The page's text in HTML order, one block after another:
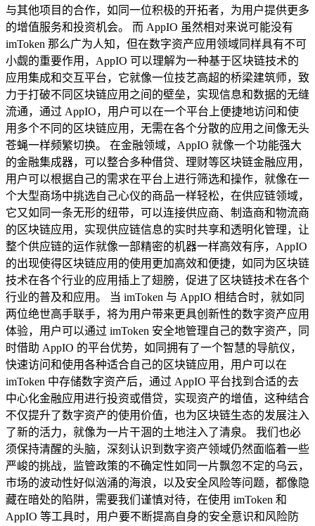
与其他项目的合作，如同一位积极的开拓者，为用户提供更多
的增值服务和投资机会。 而 AppIO 虽然相对来说可能没有
imToken 那么广为人知，但在数字资产应用领域同样具有不可
小觑的重要作用，AppIO 可以理解为一种基于区块链技术的
应用集成和交互平台，它就像一位技艺高超的桥梁建筑师，致
力于打破不同区块链应用之间的壁垒，实现信息和数据的无缝
流通，通过 AppIO，用户可以在一个平台上便捷地访问和使
用多个不同的区块链应用，无需在各个分散的应用之间像无头
苍蝇一样频繁切换。 在金融领域，AppIO 就像一个功能强大
的金融集成器，可以整合多种借贷、理财等区块链金融应用，
用户可以根据自己的需求在平台上进行筛选和操作，就像在一
个大型商场中挑选自己心仪的商品一样轻松，在供应链领域，
它又如同一条无形的纽带，可以连接供应商、制造商和物流商
的区块链应用，实现供应链信息的实时共享和透明化管理，让
整个供应链的运作就像一部精密的机器一样高效有序，AppIO
的出现使得区块链应用的使用更加高效和便捷，如同为区块链
技术在各个行业的应用插上了翅膀，促进了区块链技术在各个
行业的普及和应用。 当 imToken 与 AppIO 相结合时，就如同
两位绝世高手联手，将为用户带来更具创新性的数字资产应用
体验，用户可以通过 imToken 安全地管理自己的数字资产，同
时借助 AppIO 的平台优势，如同拥有了一个智慧的导航仪，
快速访问和使用各种适合自己的区块链应用，用户可以在
imToken 中存储数字资产后，通过 AppIO 平台找到合适的去
中心化金融应用进行投资或借贷，实现资产的增值，这种结合
不仅提升了数字资产的使用价值，也为区块链生态的发展注入
了新的活力，就像为一片干涸的土地注入了清泉。 我们也必
须保持清醒的头脑，深刻认识到数字资产领域仍然面临着一些
严峻的挑战，监管政策的不确定性如同一片飘忽不定的乌云，
市场的波动性好似汹涌的海浪，以及安全风险等问题，都像隐
藏在暗处的陷阱，需要我们谨慎对待，在使用 imToken 和
AppIO 等工具时，用户要不断提高自身的安全意识和风险防